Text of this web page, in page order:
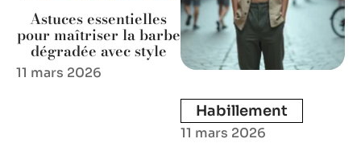
Astuces essentielles
pour maîtriser la barbe
dégradée avec style
11 mars 2026
Habillement
11 mars 2026